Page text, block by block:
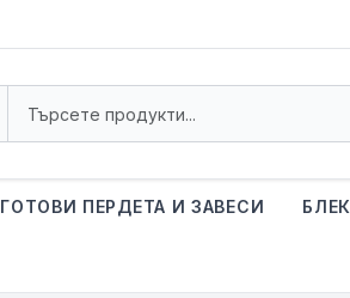
ГОТОВИ ПЕРДЕТА И ЗАВЕСИ